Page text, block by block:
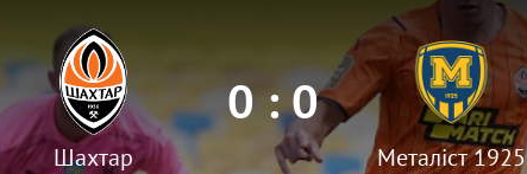
Харків Чорноморець
Шахтар
0 : 0
Металіст 1925